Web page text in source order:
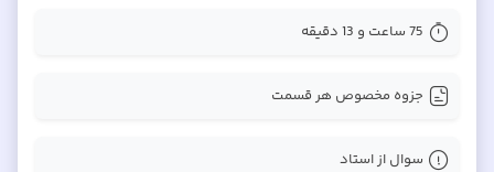
75 ساعت و 13 دقیقه
جزوه مخصوص هر قسمت
سوال از استاد